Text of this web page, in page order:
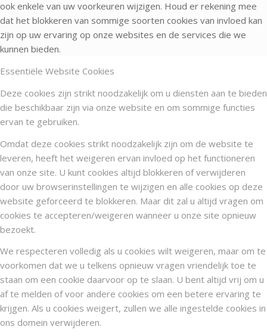
ook enkele van uw voorkeuren wijzigen. Houd er rekening mee
dat het blokkeren van sommige soorten cookies van invloed kan
zijn op uw ervaring op onze websites en de services die we
kunnen bieden.
Essentiële Website Cookies
Deze cookies zijn strikt noodzakelijk om u diensten aan te bieden
die beschikbaar zijn via onze website en om sommige functies
ervan te gebruiken.
Omdat deze cookies strikt noodzakelijk zijn om de website te
leveren, heeft het weigeren ervan invloed op het functioneren
van onze site. U kunt cookies altijd blokkeren of verwijderen
door uw browserinstellingen te wijzigen en alle cookies op deze
website geforceerd te blokkeren. Maar dit zal u altijd vragen om
cookies te accepteren/weigeren wanneer u onze site opnieuw
bezoekt.
We respecteren volledig als u cookies wilt weigeren, maar om te
voorkomen dat we u telkens opnieuw vragen vriendelijk toe te
staan om een cookie daarvoor op te slaan. U bent altijd vrij om u
af te melden of voor andere cookies om een betere ervaring te
krijgen. Als u cookies weigert, zullen we alle ingestelde cookies in
ons domein verwijderen.